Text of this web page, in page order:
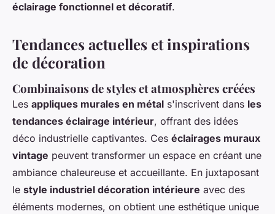
éclairage fonctionnel et décoratif.
Tendances actuelles et inspirations
de décoration
Combinaisons de styles et atmosphères créées
Les appliques murales en métal s'inscrivent dans les
tendances éclairage intérieur, offrant des idées
déco industrielle captivantes. Ces éclairages muraux
vintage peuvent transformer un espace en créant une
ambiance chaleureuse et accueillante. En juxtaposant
le style industriel décoration intérieure avec des
éléments modernes, on obtient une esthétique unique